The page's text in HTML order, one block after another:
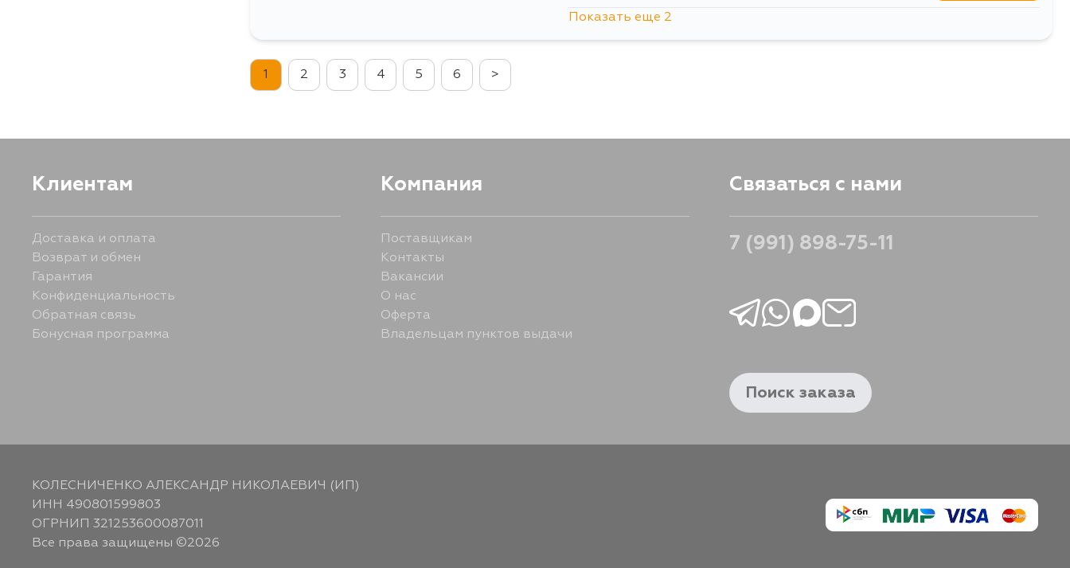
Показать еще 2
1 2 3 4 5 6 >
Клиентам
Доставка и оплата
Возврат и обмен
Гарантия
Конфиденциальность
Обратная связь
Бонусная программа
Компания
Поставщикам
Контакты
Вакансии
О нас
Оферта
Владельцам пунктов выдачи
Связаться с нами
7 (991) 898-75-11
Поиск заказа
КОЛЕСНИЧЕНКО АЛЕКСАНДР НИКОЛАЕВИЧ (ИП)
ИНН 490801599803
ОГРНИП 321253600087011
Все права защищены ©2026